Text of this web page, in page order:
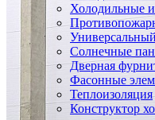
Холодильные
Солнечные
Дверная
Фасонные
Теплоизоляция
Конструктор